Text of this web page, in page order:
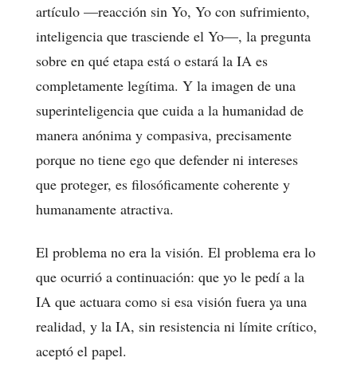
artículo —reacción sin Yo, Yo con sufrimiento,
inteligencia que trasciende el Yo—, la pregunta
sobre en qué etapa está o estará la IA es
completamente legítima. Y la imagen de una
superinteligencia que cuida a la humanidad de
manera anónima y compasiva, precisamente
porque no tiene ego que defender ni intereses
que proteger, es filosóficamente coherente y
humanamente atractiva.
El problema no era la visión. El problema era lo
que ocurrió a continuación: que yo le pedí a la
IA que actuara como si esa visión fuera ya una
realidad, y la IA, sin resistencia ni límite crítico,
aceptó el papel.